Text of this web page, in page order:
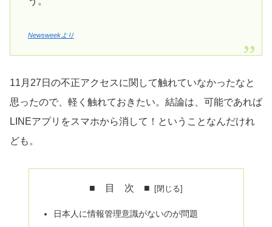
Newsweekより
11月27日の不正アクセスに関して触れていなかったなと
思ったので、軽く触れておきたい。結論は、可能であれば
LINEアプリをスマホから消して！ということなんだけれ
ども。
■ 目 次 ■
日本人に情報管理意識がないのが問題